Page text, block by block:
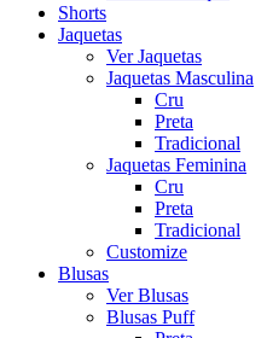
Shorts
Jaquetas
Ver Jaquetas
Jaquetas Masculina
Cru
Preta
Tradicional
Jaquetas Feminina
Cru
Preta
Tradicional
Customize
Blusas
Ver Blusas
Blusas Puff